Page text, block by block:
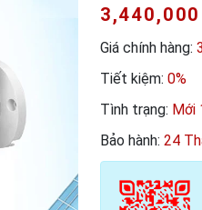
3,440,000
Giá chính hàng:
Tiết kiệm: 0%
Tình trạng: Mới
Bảo hành: 24